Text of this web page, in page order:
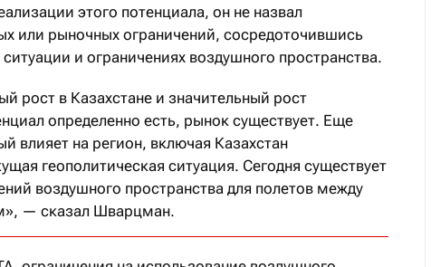
этого потенциала, он не назвал
или рыночных ограничений, сосредоточившись
и ограничениях воздушного пространства.
рост в Казахстане и значительный рост
определенно есть, рынок существует. Еще
влияет на регион, включая Казахстан
геополитическая ситуация. Сегодня существует
воздушного пространства для полетов между
— сказал Шварцман.